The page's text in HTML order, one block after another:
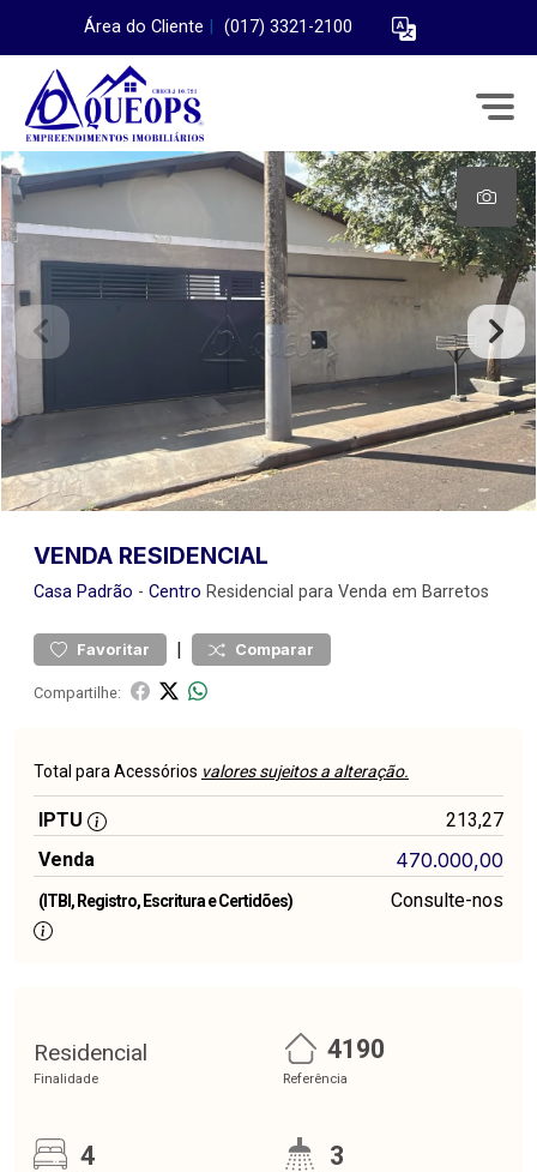
Área do Cliente (017) 3321-2100
VENDA RESIDENCIAL
Casa Padrão - Centro Residencial para Venda em Barretos
Favoritar | Comparar
Compartilhe:
Total para Acessórios valores sujeitos a alteração.
IPTU
213,27
Venda
470.000,00
(ITBI, Registro, Escritura e Certidões) Consulte-nos
Residencial
Finalidade
4190
Referência
4 3